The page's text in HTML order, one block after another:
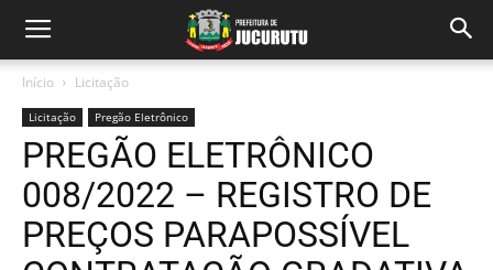
Início Licitação
Licitação Pregão Eletrônico
PREGÃO ELETRÔNICO
008/2022 – REGISTRO DE
PREÇOS PARAPOSSÍVEL